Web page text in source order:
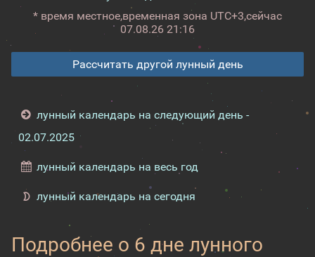
* время местное,временная зона UTC+3,сейчас
07.08.26 21:16
Рассчитать другой лунный день
лунный календарь на следующий день -
02.07.2025
лунный календарь на весь год
лунный календарь на сегодня
Подробнее о 6 дне лунного